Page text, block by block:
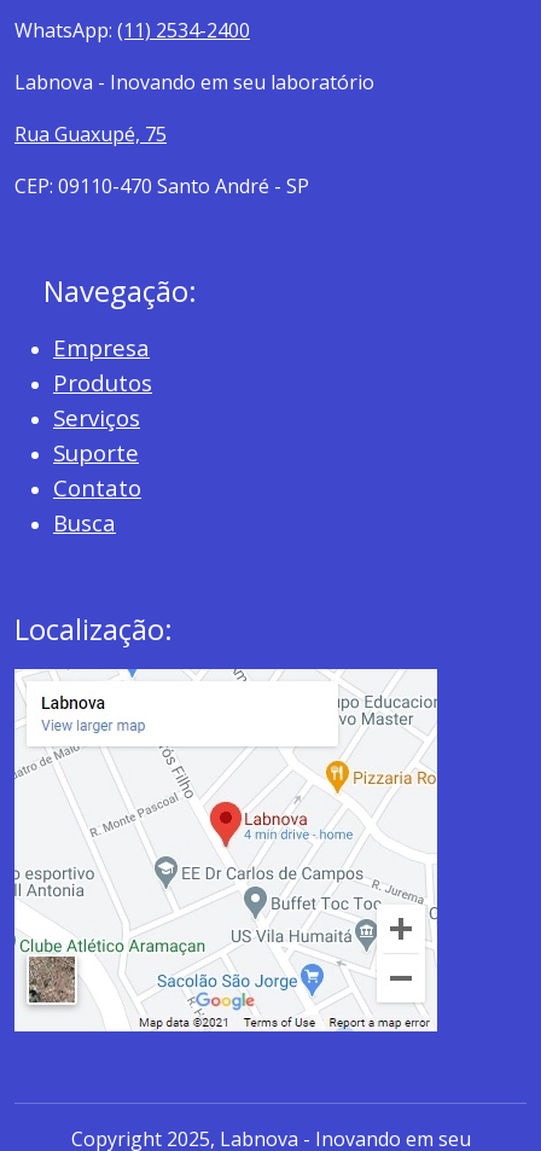
WhatsApp: (11) 2534-2400
Labnova - Inovando em seu laboratório
Rua Guaxupé, 75
CEP: 09110-470 Santo André - SP
Navegação:
Empresa
Produtos
Serviços
Suporte
Contato
Busca
Localização:
Copyright 2025, Labnova - Inovando em seu